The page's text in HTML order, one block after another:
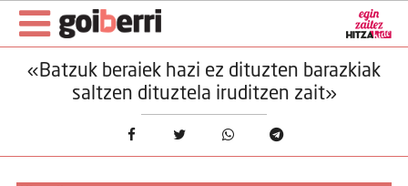
«Batzuk beraiek hazi ez dituzten barazkiak
saltzen dituztela iruditzen zait»